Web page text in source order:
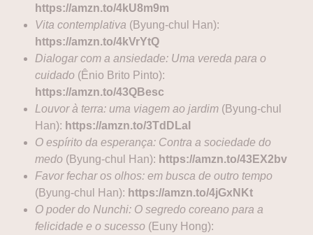
https://amzn.to/4kU8m9m
Vita contemplativa (Byung-chul Han):
https://amzn.to/4kVrYtQ
Dialogar com a ansiedade: Uma vereda para o
cuidado (Ênio Brito Pinto):
https://amzn.to/43QBesc
Louvor à terra: uma viagem ao jardim (Byung-chul
Han): https://amzn.to/3TdDLaI
O espírito da esperança: Contra a sociedade do
medo (Byung-chul Han): https://amzn.to/43EX2bv
Favor fechar os olhos: em busca de outro tempo
(Byung-chul Han): https://amzn.to/4jGxNKt
O poder do Nunchi: O segredo coreano para a
felicidade e o sucesso (Euny Hong):